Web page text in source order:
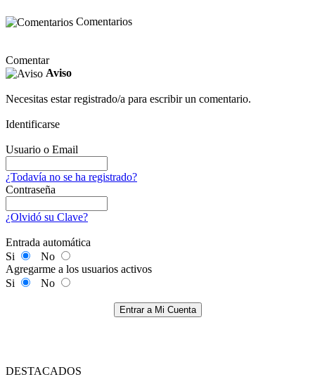
Comentarios
Comentar
Aviso
Necesitas estar registrado/a para escribir un comentario.
Identificarse
Usuario o Email
¿Todavía no se ha registrado?
Contraseña
¿Olvidó su Clave?
Entrada automática
Si
No
Agregarme a los usuarios activos
Si
No
Entrar a Mi Cuenta
DESTACADOS